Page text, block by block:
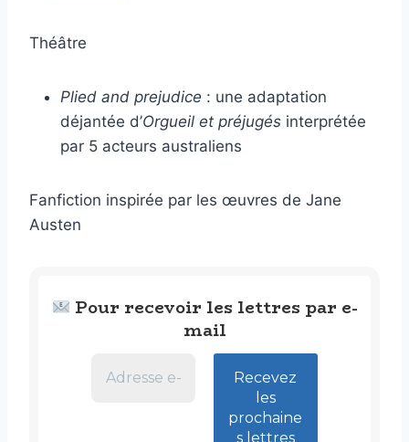
Théâtre
Plied and prejudice : une adaptation
déjantée d’Orgueil et préjugés interprétée
par 5 acteurs australiens
Fanfiction inspirée par les œuvres de Jane
Austen
Pour recevoir les lettres par e-
mail